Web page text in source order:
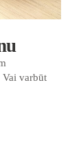
Vai varbūt